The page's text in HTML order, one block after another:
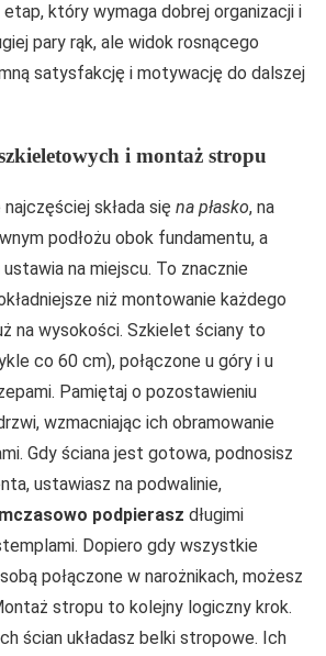
który wymaga dobrej organizacji i
pary rąk, ale widok rosnącego
satysfakcję i motywację do dalszej
i montaż stropu
składa się na płasko, na
podłożu obok fundamentu, a
na miejscu. To znacznie
niż montowanie każdego
na wysokości. Szkielet ściany to
co 60 cm), połączone u góry i u
Pamiętaj o pozostawieniu
wzmacniając ich obramowanie
Gdy ściana jest gotowa, podnosisz
ustawiasz na podwalinie,
podpierasz długimi
Dopiero gdy wszystkie
połączone w narożnikach, możesz
stropu to kolejny logiczny krok.
ścian układasz belki stropowe. Ich